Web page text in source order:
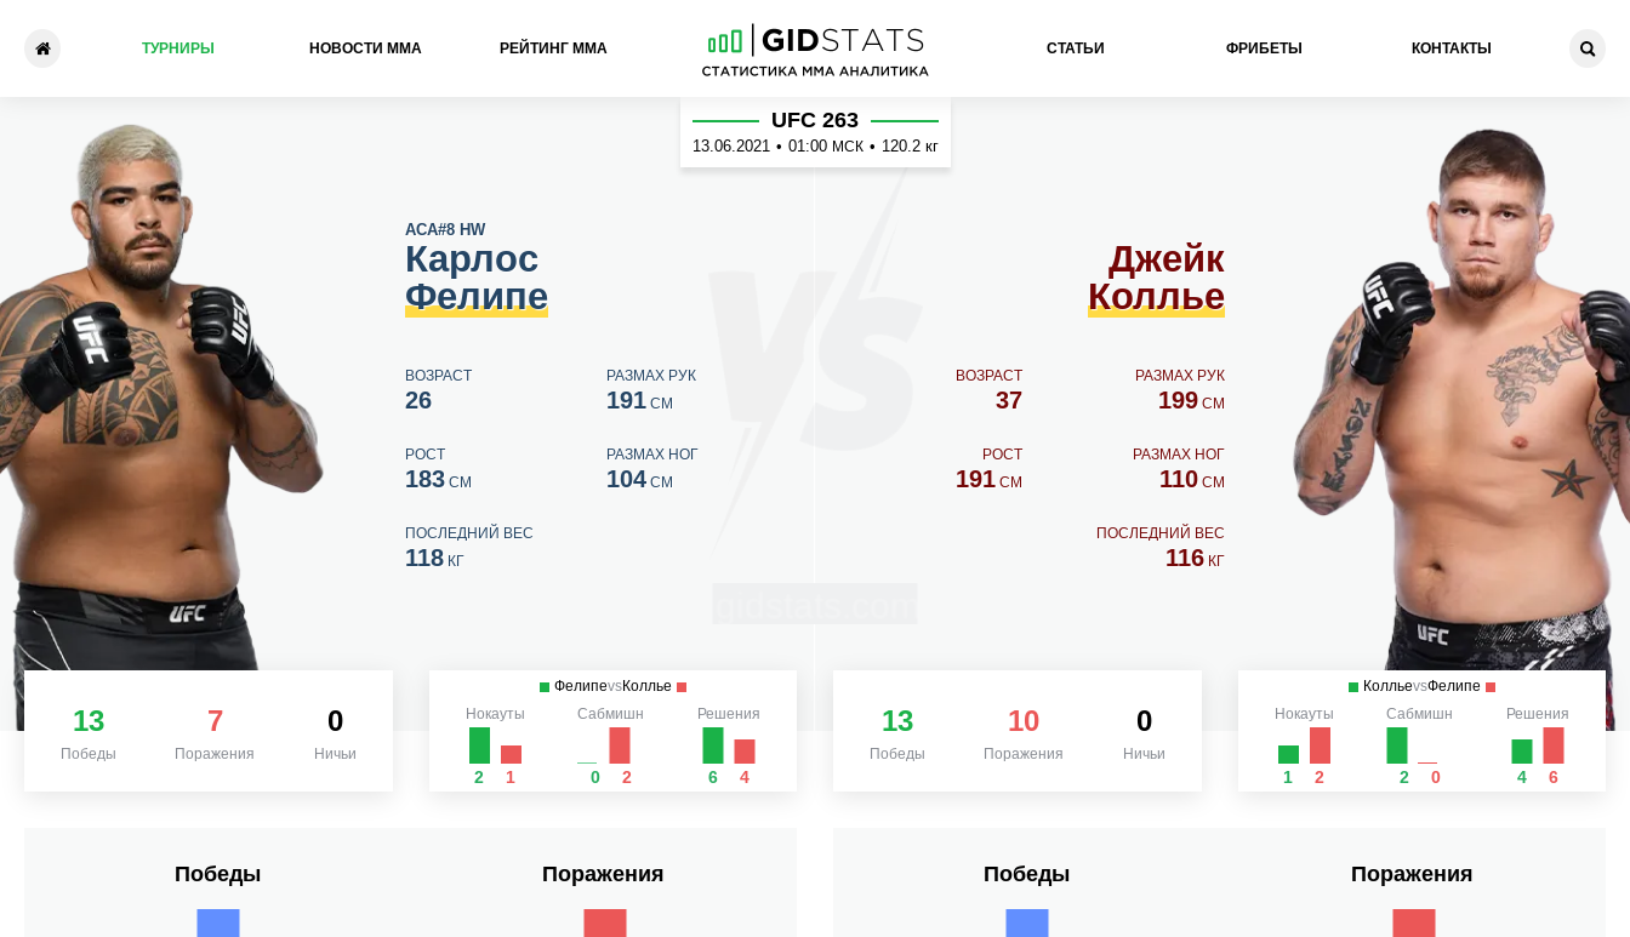
ТУРНИРЫ НОВОСТИ ММА РЕЙТИНГ ММА СТАТЬИ ФРИБЕТЫ КОНТАКТЫ
Карлос Фелипе - Джейк Коллье
Карлос
Фелипе
ACA#8 HW
ВОЗРАСТ
26
РАЗМАХ РУК
191СМ
РОСТ
183СМ
РАЗМАХ НОГ
104СМ
ПОСЛЕДНИЙ ВЕС
118КГ
UFC 263
13.06.2021 • 01:00 МСК • 120.2 кг
Джейк
Коллье
ВОЗРАСТ
37
РАЗМАХ РУК
199СМ
РОСТ
191 СМ
РАЗМАХ НОГ
110СМ
ПОСЛЕДНИЙ ВЕС
116КГ
13
Победы
7
Поражения
0
Ничьи
ФелипеvsКоллье
Нокауты
2 1
Сабмишн
0 2
Решения
6 4
13
Победы
10
Поражения
0
Ничьи
КолльеvsФелипе
Нокауты
1 2
Сабмишн
2 0
Решения
4 6
Победы Поражения Победы Поражения